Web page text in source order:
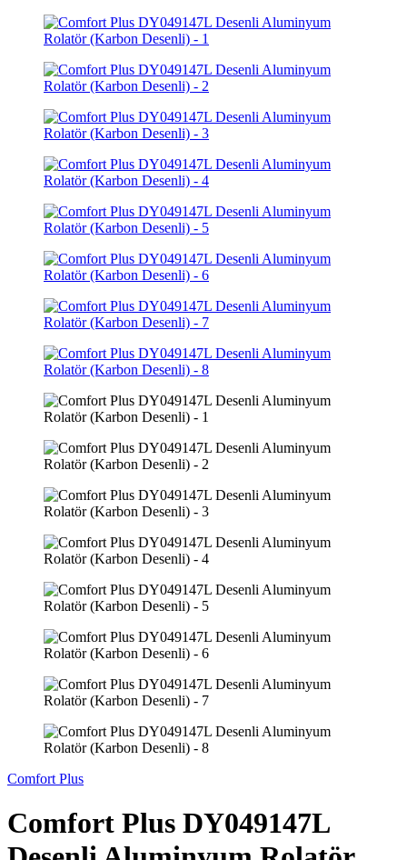
Comfort Plus
Comfort Plus DY049147L